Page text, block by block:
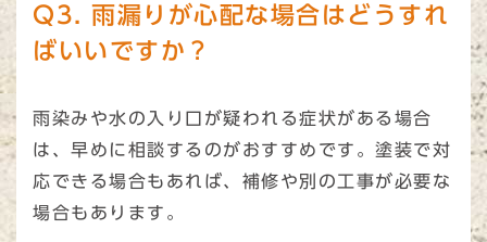
Q3. 雨漏りが心配な場合はどうすれ
ばいいですか？
雨染みや水の入り口が疑われる症状がある場合
は、早めに相談するのがおすすめです。塗装で対
応できる場合もあれば、補修や別の工事が必要な
場合もあります。